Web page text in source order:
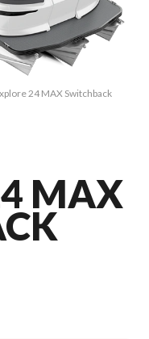
24 MAX Switchback
MAX